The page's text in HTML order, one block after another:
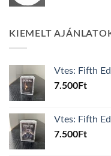
KIEMELT
Vtes: Fifth
7.500Ft
Vtes: Fifth
7.500Ft